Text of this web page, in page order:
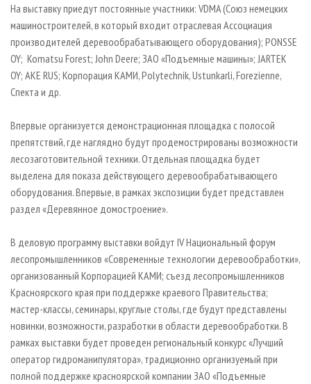
На выставку приедут постоянные участники: VDMA (Союз немецких
машиностроителей, в который входит отраслевая Ассоциация
производителей деревообрабатывающего оборудования); PONSSE
OY; Komatsu Forest; John Deere; ЗАО «Подъемные машины»; JARTEK
OY; AKE RUS; Корпорация КАМИ, Polytechnik, Ustunkarli, Forezienne,
Спекта и др.
Впервые организуется демонстрационная площадка с полосой
препятствий, где наглядно будут продемострированы возможности
лесозаготовительной техники. Отдельная площадка будет
выделена для показа действующего деревообрабатывающего
оборудования. Впервые, в рамках экспозиции будет представлен
раздел «Деревянное домостроение».
В деловую программу выставки войдут IV Национальный форум
лесопромышленников «Современные технологии деревообработки»,
организованный Корпорацией КАМИ; съезд лесопромышленников
Красноярского края при поддержке краевого Правительства;
мастер-классы, семинары, круглые столы, где будут представлены
новинки, возможности, разработки в области деревообработки. В
рамках выставки будет проведен региональный конкурс «Лучший
оператор гидроманипулятора», традиционно организуемый при
полной поддержке красноярской компании ЗАО «Подъемные